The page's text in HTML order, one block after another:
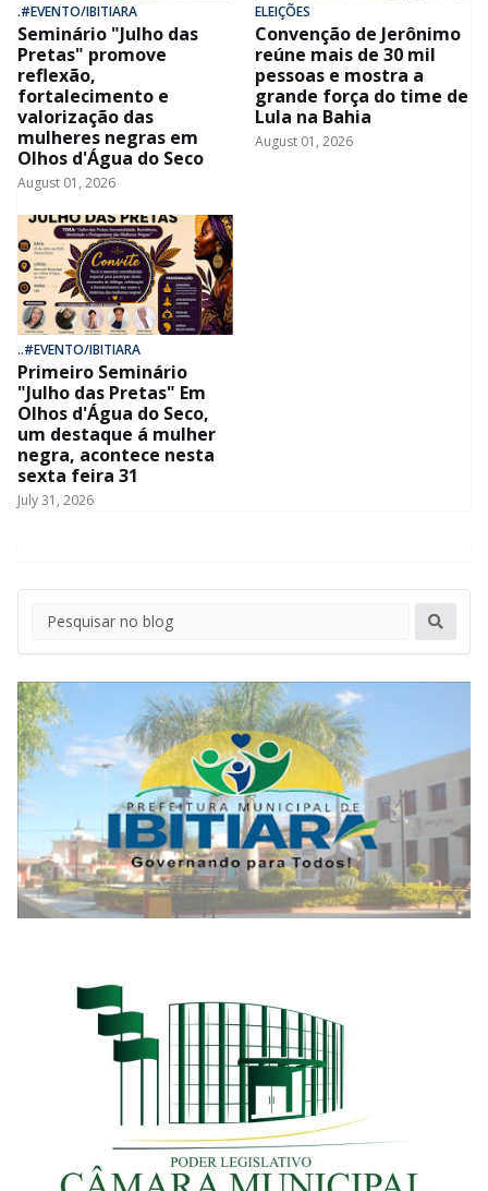
.#EVENTO/IBITIARA
Seminário "Julho das
Pretas" promove
reflexão,
fortalecimento e
valorização das
mulheres negras em
Olhos d'Água do Seco
August 01, 2026
ELEIÇÕES
Convenção de Jerônimo
reúne mais de 30 mil
pessoas e mostra a
grande força do time de
Lula na Bahia
August 01, 2026
..#EVENTO/IBITIARA
Primeiro Seminário
"Julho das Pretas" Em
Olhos d'Água do Seco,
um destaque á mulher
negra, acontece nesta
sexta feira 31
July 31, 2026